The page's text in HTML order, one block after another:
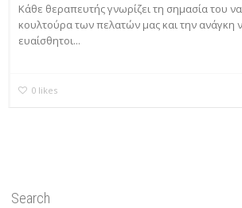
Κάθε θεραπευτής γνωρίζει τη σημασία του
κουλτούρα των πελατών μας και την ανάγκη
ευαίσθητοι...
0 likes
Search